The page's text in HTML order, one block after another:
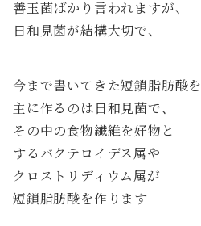
善玉菌ばかり言われますが、
日和見菌が結構大切で、
今まで書いてきた短鎖脂肪酸を
主に作るのは日和見菌で、
その中の食物繊維を好物と
するバクテロイデス属や
クロストリディウム属が
短鎖脂肪酸を作ります